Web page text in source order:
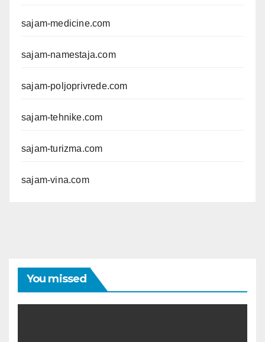
sajam-medicine.com
sajam-namestaja.com
sajam-poljoprivrede.com
sajam-tehnike.com
sajam-turizma.com
sajam-vina.com
You missed